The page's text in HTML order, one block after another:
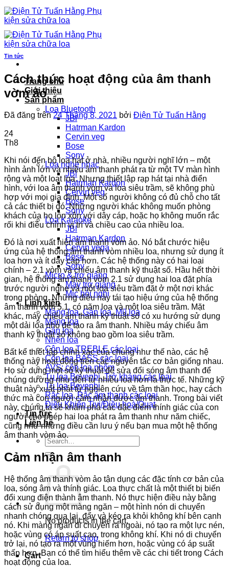
Chuyển
đến
nội
dung
Trang chủ
Giới thiệu
Sản phẩm
Loa Bluetooth
JBl
Hatrman Kardon
Cervin veg
Bose
Sony
Loa nghe nhạc
JBl
Hatrman Kardon
Cervin veg
Bose
Sony
Loa Karaoke
JBl
Hatrman Kardon
Cervin vega
Bose
Sony
Micro & trợ giảng
Máy trợ giảng
Mic hội nghị
Linh kiện
Màng loa, Gân loa, Mũ loa
Màng loa
Gân loa
Nhện loa
Côn loa TREBLE các loại
Côn loa BASS các loại
AVS: côn loa nhôm
Tụ loa Bevenbi, Trở kháng các loại
Tụ loa Bevenbi
Rắc loa, Rắc âm thanh các loại
Điều Khiển Tivi/Điều hoà/Quạt
Tin tức
Liên hệ
Search
for:
No products in the cart.
Return to shop
Cart
Tin tức
Cách thức hoạt động của âm thanh
vòm ảo
Đã đăng trên24 Tháng 8, 2021 bởi Điện Tử Tuấn Hằng
24
Th8
Khi nói đến bộ loa hát ở nhà, nhiều người nghĩ lớn – một
hình ảnh lớn và nhiều âm thanh phát ra từ một TV màn hình
rộng và một loạt loa. Nhưng thiết lập rạp hát tại nhà điển
hình, với loa âm thanh vòm và loa siêu trầm, sẽ không phù
hợp với mọi gia đình. Một số người không có đủ chỗ cho tất
cả các thiết bị đó. Những người khác không muốn phòng
khách của họ lộn xộn với dây cáp, hoặc họ không muốn rắc
rối khi điều chỉnh vị trí và chiều cao của nhiều loa.
Đó là nơi xuất hiện âm thanh vòm ảo. Nó bắt chước hiệu
ứng của hệ thống âm thanh vòm nhiều loa, nhưng sử dụng ít
loa hơn và ít dây cáp hơn. Các hệ thống này có hai loại
chính – 2.1 vòm và chiếu âm thanh kỹ thuật số. Hầu hết thời
gian, hệ thống âm thanh vòm 2.1 sử dụng hai loa đặt phía
trước người nghe và một loa siêu trầm đặt ở một nơi khác
trong phòng. Những điều này tái tạo hiệu ứng của hệ thống
âm thanh vòm 5.1, có năm loa và một loa siêu trầm. Mặt
khác, máy chiếu âm thanh kỹ thuật số có xu hướng sử dụng
một dải loa nhỏ để tạo ra âm thanh. Nhiều máy chiếu âm
thanh kỹ thuật số không bao gồm loa siêu trầm.
Bất kể thiết lập chính xác của chúng như thế nào, các hệ
thống này hoạt động trên các nguyên tắc cơ bản giống nhau.
Họ sử dụng một số kỹ thuật để sửa đổi sóng âm thanh để
chúng dường như đến từ nhiều loa hơn là thực tế. Những kỹ
thuật này xuất phát từ nghiên cứu về tâm thần học, hay cách
thức mà con người cảm nhận được âm thanh. Trong bài viết
này, chúng ta sẽ khám phá các đặc điểm thính giác của con
người cho phép hai loa phát ra âm thanh như năm chiếc,
cũng như những điều cần lưu ý nếu bạn mua một hệ thống
âm thanh vòm ảo.
Cảm nhận âm thanh
Hệ thống âm thanh vòm ảo tận dụng các đặc tính cơ bản của
loa, sóng âm và thính giác. Loa thực chất là một thiết bị biến
đổi xung điện thành âm thanh. Nó thực hiện điều này bằng
cách sử dụng một màng ngăn – một hình nón di chuyển
nhanh chóng qua lại, đẩy và kéo ra khỏi không khí bên cạnh
nó. Khi màng ngăn di chuyển ra ngoài, nó tạo ra một lực nén,
hoặc vùng có áp suất cao, trong không khí. Khi nó di chuyển
trở lại, nó tạo ra một vùng hiếm hơn, hoặc vùng có áp suất
thấp hơn. Bạn có thể tìm hiểu thêm về các chi tiết trong Cách
hoạt động của loa.